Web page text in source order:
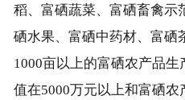
稻、富硒蔬菜、富硒畜禽示
硒水果、富硒中药材、富硒
1000亩以上的富硒农产品
值在5000万元以上和富硒